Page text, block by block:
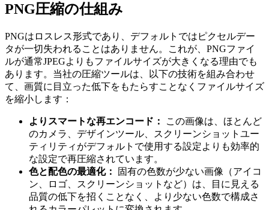
PNG圧縮の仕組み
PNGはロスレス形式であり、デフォルトではピクセルデー
タが一切失われることはありません。これが、PNGファイ
ルが通常JPEGよりもファイルサイズが大きくなる理由でも
あります。当社の圧縮ツールは、以下の技術を組み合わせ
て、画質に目立った低下をもたらすことなくファイルサイズ
を縮小します：
よりスマートな再エンコード：
この画像は、ほとんど
のカメラ、デザインツール、スクリーンショットユー
ティリティがデフォルトで使用する設定よりも効率的
な設定で再圧縮されています。
色と配色の最適化：
固有の色数が少ない画像（アイコ
ン、ロゴ、スクリーンショットなど）は、目に見える
品質の低下を招くことなく、より少ない色数で構成さ